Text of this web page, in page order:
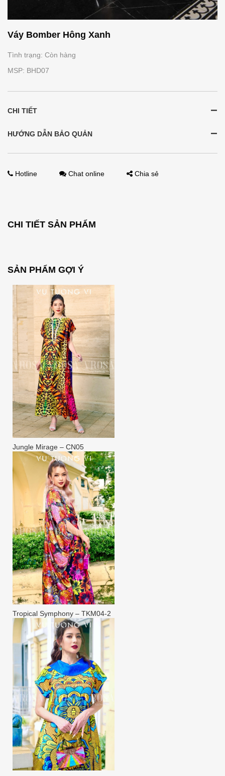
Váy Bomber Hông Xanh
Tình trạng: Còn hàng
MSP: BHD07
CHI TIẾT
HƯỚNG DẪN BẢO QUẢN
Hotline Chat online Chia sẻ
CHI TIẾT SẢN PHẨM
SẢN PHẨM GỢI Ý
Jungle Mirage – CN05
Tropical Symphony – TKM04-2